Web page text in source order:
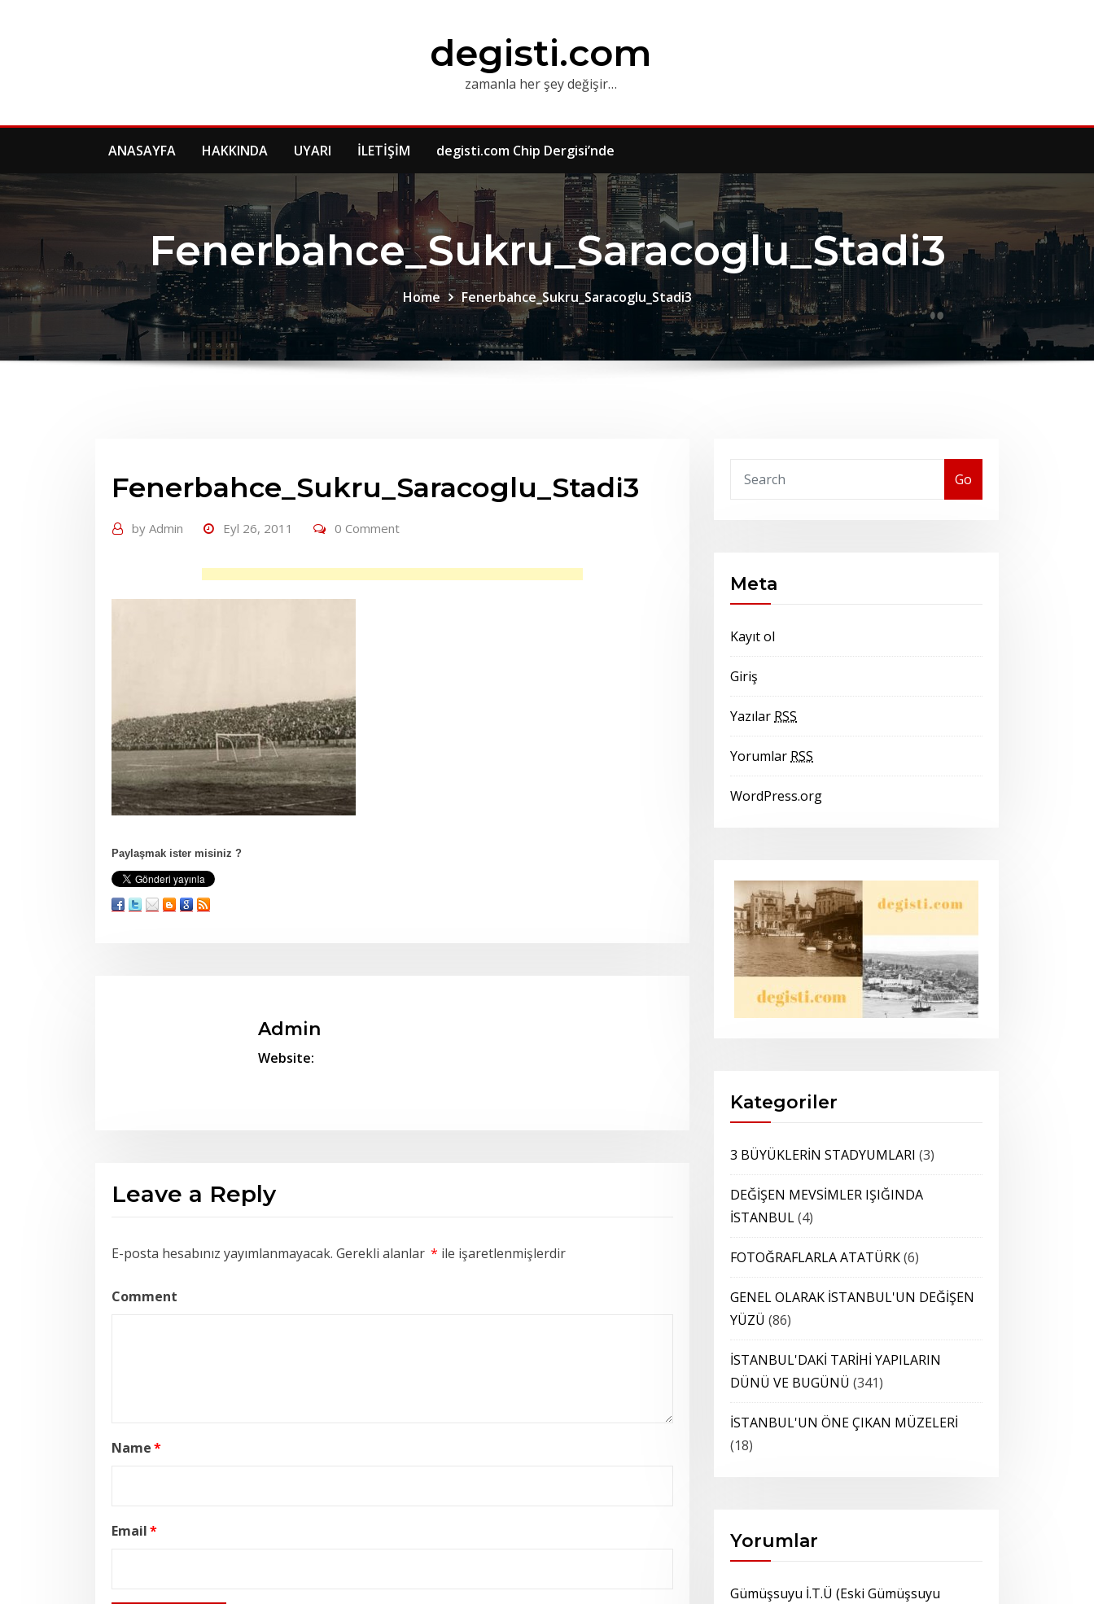
degisti.com
zamanla her şey değişir…
ANASAYFA HAKKINDA UYARI İLETİŞİM degisti.com Chip Dergisi’nde
Fenerbahce_Sukru_Saracoglu_Stadi3
Home Fenerbahce_Sukru_Saracoglu_Stadi3
Fenerbahce_Sukru_Saracoglu_Stadi3
by Admin Eyl 26, 2011 0 Comment
Paylaşmak ister misiniz ?
Admin
Website:
Leave a Reply
E-posta hesabınız yayımlanmayacak. Gerekli alanlar * ile işaretlenmişlerdir
Comment
Name*
Email*
Go
Meta
Kayıt ol
Giriş
Yazılar RSS
Yorumlar RSS
WordPress.org
Kategoriler
3 BÜYÜKLERİN STADYUMLARI (3)
DEĞİŞEN MEVSİMLER IŞIĞINDA
İSTANBUL(4)
FOTOĞRAFLARLA ATATÜRK(6)
GENEL OLARAK İSTANBUL'UN DEĞİŞEN
YÜZÜ (86)
İSTANBUL'DAKİ TARİHİ YAPILARIN
DÜNÜ VE BUGÜNÜ (341)
İSTANBUL'UN ÖNE ÇIKAN MÜZELERİ
(18)
Yorumlar
Gümüşsuyu İ.T.Ü (Eski Gümüşsuyu